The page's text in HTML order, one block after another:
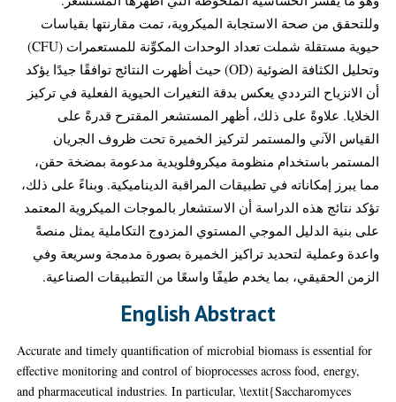
وللتحقق من صحة الاستجابة الميكروية، تمت مقارنتها بقياسات
حيوية مستقلة شملت تعداد الوحدات المكوِّنة للمستعمرات (CFU)
وتحليل الكثافة الضوئية (OD) حيث أظهرت النتائج توافقًا جيدًا يؤكد
أن الانزياح الترددي يعكس بدقة التغيرات الحيوية الفعلية في تركيز
الخلايا. علاوةً على ذلك، أظهر المستشعر المقترح قدرةً على
القياس الآني والمستمر لتركيز الخميرة تحت ظروف الجريان
المستمر باستخدام منظومة ميكروفلويدية مدعومة بمضخة حقن،
مما يبرز إمكاناته في تطبيقات المراقبة الديناميكية. وبناءً على ذلك،
تؤكد نتائج هذه الدراسة أن الاستشعار بالموجات الميكروية المعتمد
على بنية الدليل الموجي المستوي المزدوج التكاملية يمثل منصةً
واعدة وعملية لتحديد تراكيز الخميرة بصورة مدمجة وسريعة وفي
الزمن الحقيقي، بما يخدم طيفًا واسعًا من التطبيقات الصناعية.
English Abstract
Accurate and timely quantification of microbial biomass is essential for
effective monitoring and control of bioprocesses across food, energy,
and pharmaceutical industries. In particular, \textit{Saccharomyces